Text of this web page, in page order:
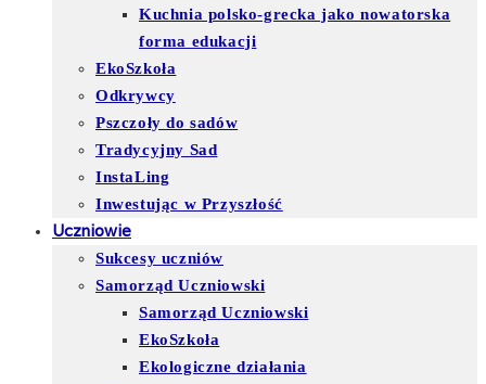
Kuchnia polsko-grecka jako nowatorska
forma edukacji
EkoSzkoła
Odkrywcy
Pszczoły do sadów
Tradycyjny Sad
InstaLing
Inwestując w Przyszłość
Uczniowie
Sukcesy uczniów
Samorząd Uczniowski
Samorząd Uczniowski
EkoSzkoła
Ekologiczne działania